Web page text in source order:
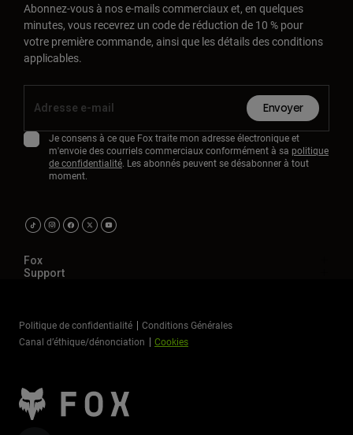
Abonnez-vous à nos e-mails commerciaux et, en quelques
minutes, vous recevrez un code de réduction de 10 % pour
votre première commande, ainsi que les détails des conditions
applicables.
Envoyer
Je consens à ce que Fox traite mon adresse électronique et
m'envoie des courriels commerciaux conformément à sa politique
de confidentialité. Les abonnés peuvent se désabonner à tout
moment.
Fox
Support
Politique de confidentialité
Conditions Générales
Canal d’éthique/dénonciation
Cookies